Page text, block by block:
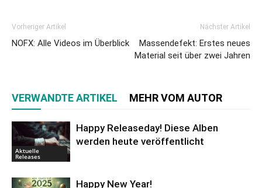
Vorheriger Artikel
NOFX: Alle Videos im Überblick
Nächster Artikel
Massendefekt: Erstes neues
Material seit über zwei Jahren
VERWANDTE ARTIKEL MEHR VOM AUTOR
Aktuelle
Releases
Happy Releaseday! Diese Alben
werden heute veröffentlicht
Happy New Year!